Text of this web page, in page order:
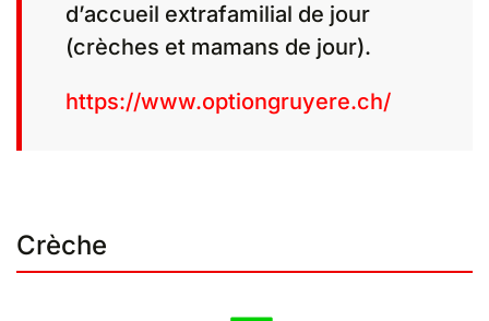
d’accueil extrafamilial de jour
(crèches et mamans de jour).
https://www.optiongruyere.ch/
Crèche